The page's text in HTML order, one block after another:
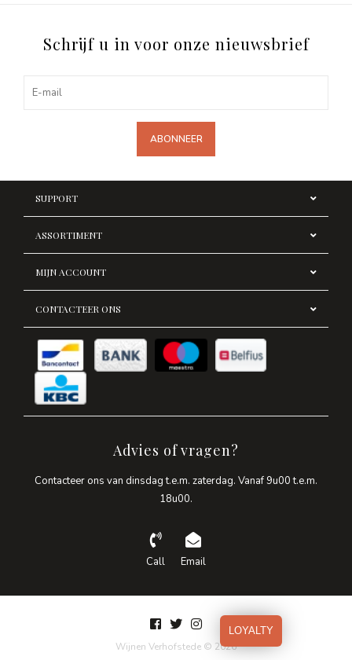
Schrijf u in voor onze nieuwsbrief
ABONNEER
SUPPORT
ASSORTIMENT
MIJN ACCOUNT
CONTACTEER ONS
Advies of vragen?
Contacteer ons van dinsdag t.e.m. zaterdag. Vanaf 9u00 t.e.m.
18u00.
Call Email
Wijnen Verhofstede © 2026
LOYALTY